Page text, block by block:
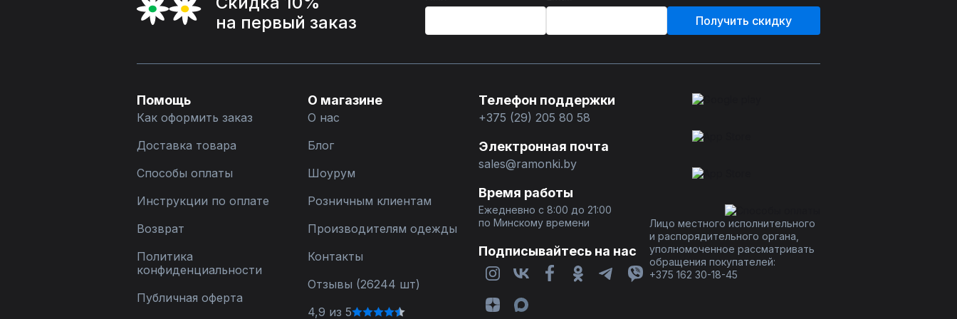
на первый заказ
Получить скидку
Помощь
Как оформить заказ
Доставка товара
Способы оплаты
Инструкции по оплате
Возврат
Политика
конфиденциальности
Публичная оферта
О магазине
О нас
Блог
Шоурум
Розничным клиентам
Производителям одежды
Контакты
Отзывы (26244 шт)
4,9 из 5
Телефон поддержки
+375 (29) 205 80 58
Электронная почта
sales@ramonki.by
Время работы
Ежедневно с 8:00 до 21:00
по Минскому времени
Подписывайтесь на нас
Лицо местного исполнительного
и распорядительного органа,
уполномоченное рассматривать
обращения покупателей:
+375 162 30-18-45